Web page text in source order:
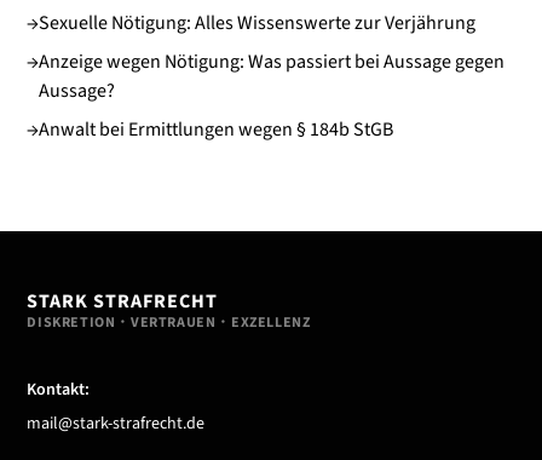
→Sexuelle Nötigung: Alles Wissenswerte zur Verjährung
→Anzeige wegen Nötigung: Was passiert bei Aussage gegen
Aussage?
→Anwalt bei Ermittlungen wegen § 184b StGB
STARK STRAFRECHT
DISKRETION・VERTRAUEN・EXZELLENZ
Kontakt:
mail@stark-strafrecht.de